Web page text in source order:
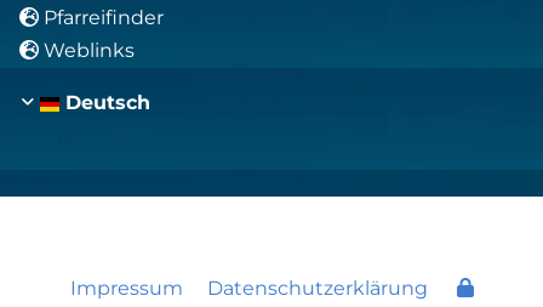
 Pfarreifinder
 Weblinks
Deutsch
Impressum Datenschutzerklärung